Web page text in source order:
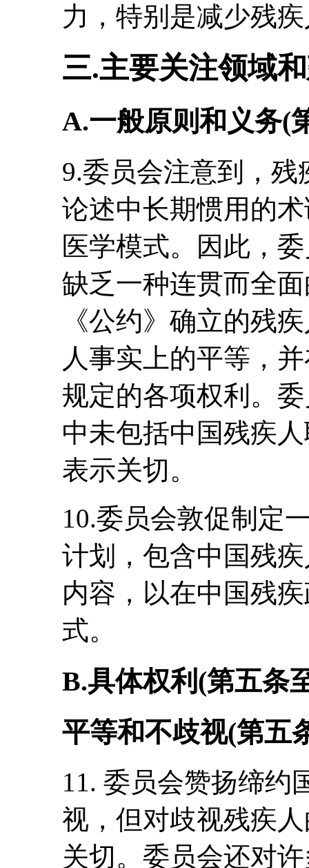
力，特别是减少残
三.主要关注领域
A.一般原则和义务(
9.委员会注意到，
论述中长期惯用的
医学模式。因此，
缺乏一种连贯而全
《公约》确立的残
人事实上的平等，
规定的各项权利。
中未包括中国残疾
表示关切。
10.委员会敦促制定
计划，包含中国残
内容，以在中国残
式。
B.具体权利(第五条
平等和不歧视(第五
11. 委员会赞扬缔约
视，但对歧视残疾
关切。委员会还对